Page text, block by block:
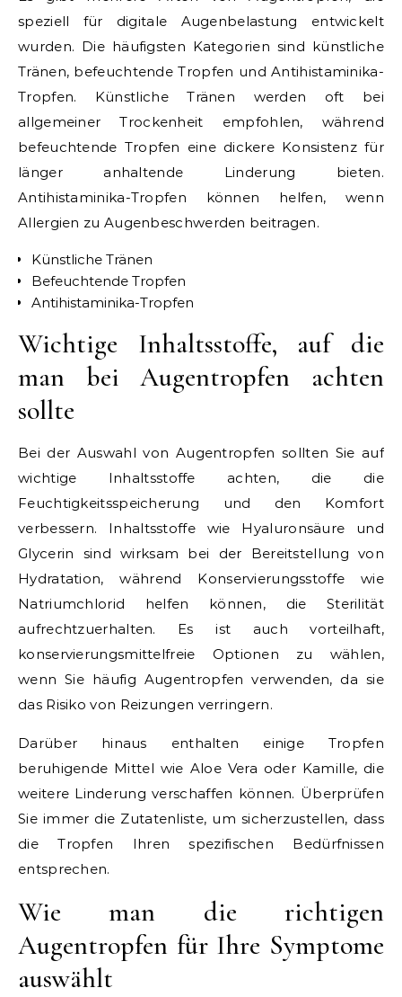
speziell für digitale Augenbelastung entwickelt
wurden. Die häufigsten Kategorien sind künstliche
Tränen, befeuchtende Tropfen und Antihistaminika-
Tropfen. Künstliche Tränen werden oft bei
allgemeiner Trockenheit empfohlen, während
befeuchtende Tropfen eine dickere Konsistenz für
länger anhaltende Linderung bieten.
Antihistaminika-Tropfen können helfen, wenn
Allergien zu Augenbeschwerden beitragen.
Künstliche Tränen
Befeuchtende Tropfen
Antihistaminika-Tropfen
Wichtige Inhaltsstoffe, auf die
man bei Augentropfen achten
sollte
Bei der Auswahl von Augentropfen sollten Sie auf
wichtige Inhaltsstoffe achten, die die
Feuchtigkeitsspeicherung und den Komfort
verbessern. Inhaltsstoffe wie Hyaluronsäure und
Glycerin sind wirksam bei der Bereitstellung von
Hydratation, während Konservierungsstoffe wie
Natriumchlorid helfen können, die Sterilität
aufrechtzuerhalten. Es ist auch vorteilhaft,
konservierungsmittelfreie Optionen zu wählen,
wenn Sie häufig Augentropfen verwenden, da sie
das Risiko von Reizungen verringern.
Darüber hinaus enthalten einige Tropfen
beruhigende Mittel wie Aloe Vera oder Kamille, die
weitere Linderung verschaffen können. Überprüfen
Sie immer die Zutatenliste, um sicherzustellen, dass
die Tropfen Ihren spezifischen Bedürfnissen
entsprechen.
Wie man die richtigen
Augentropfen für Ihre Symptome
auswählt